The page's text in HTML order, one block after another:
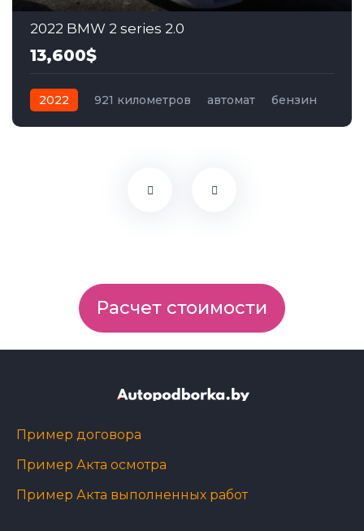
2022 BMW 2 series 2.0
13,600$
2022 921 километров автомат
бензин
Расчет стоимости
Пример договора
Пример Акта осмотра
Пример Акта выполненных работ